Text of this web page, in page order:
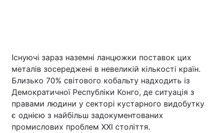
Існуючі зараз наземні ланцюжки поставок цих
металів зосереджені в невеликій кількості країн.
Близько 70% світового кобальту надходить із
Демократичної Республіки Конго, де ситуація з
правами людини у секторі кустарного видобутку
є однією з найбільш задокументованих
промислових проблем XXI століття.